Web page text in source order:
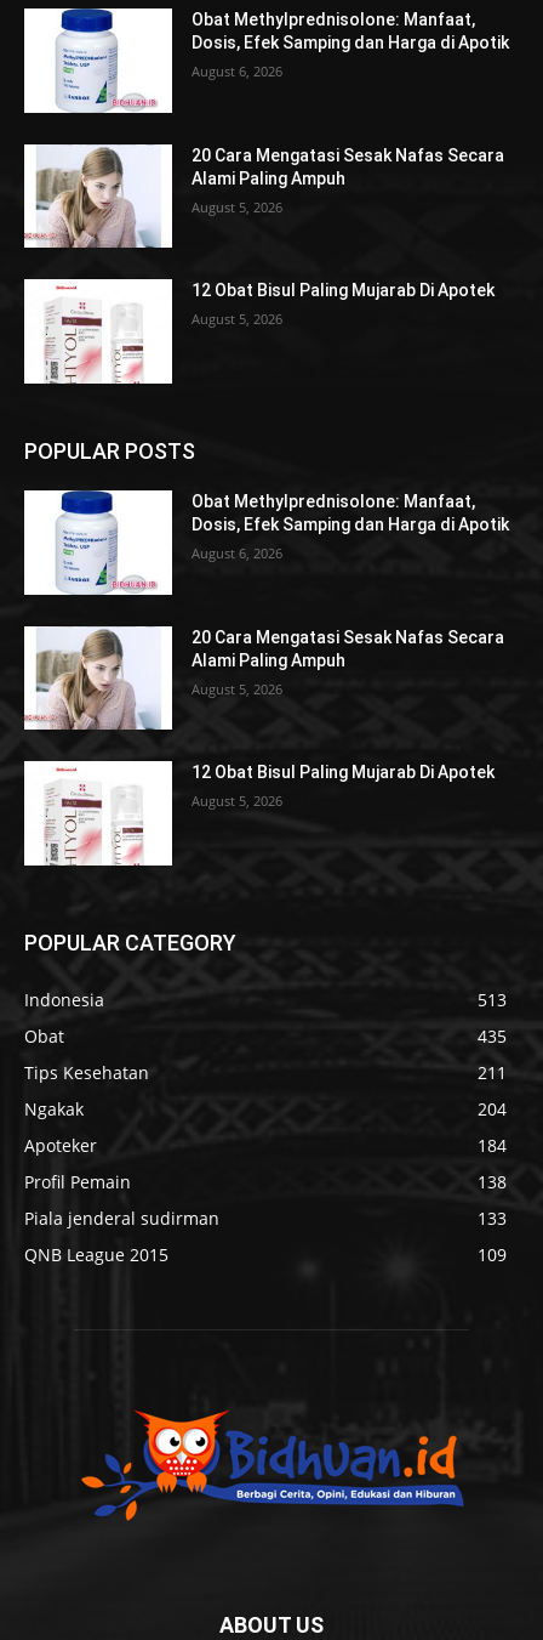
Obat Methylprednisolone: Manfaat,
Dosis, Efek Samping dan Harga di Apotik
August 6, 2026
20 Cara Mengatasi Sesak Nafas Secara
Alami Paling Ampuh
August 5, 2026
12 Obat Bisul Paling Mujarab Di Apotek
August 5, 2026
POPULAR POSTS
Obat Methylprednisolone: Manfaat,
Dosis, Efek Samping dan Harga di Apotik
August 6, 2026
20 Cara Mengatasi Sesak Nafas Secara
Alami Paling Ampuh
August 5, 2026
12 Obat Bisul Paling Mujarab Di Apotek
August 5, 2026
POPULAR CATEGORY
Indonesia
513
Obat
435
Tips Kesehatan
211
Ngakak
204
Apoteker
184
Profil Pemain
138
Piala jenderal sudirman
133
QNB League 2015
109
ABOUT US